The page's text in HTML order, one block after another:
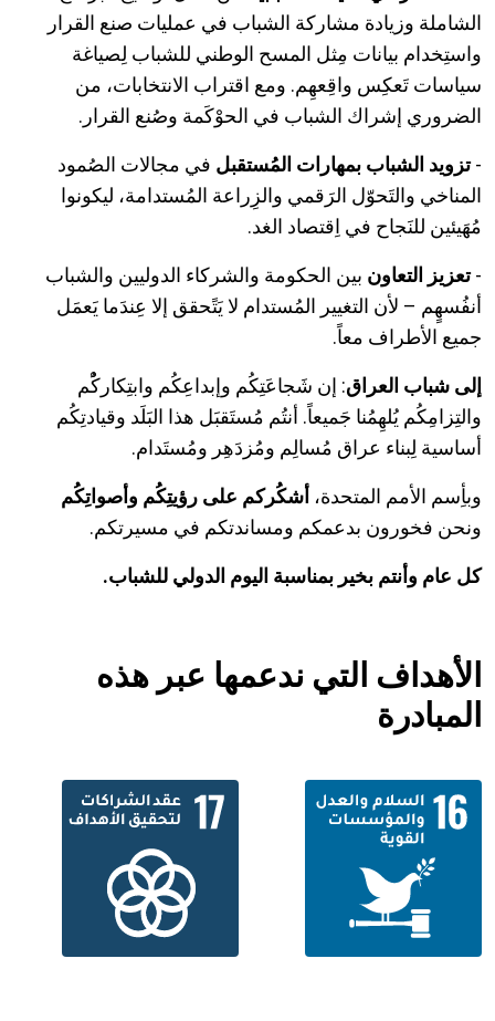
الشاملة وزيادة مشاركة الشباب في عمليات صنع القرار
واستِخدام بيانات مِثل المسح الوطني للشباب لِصياغة
سياسات تَعكِس واقِعهِم. ومع اقتراب الانتخابات، من
الضروري إشراك الشباب في الحوْكَمة وصُنع القرار.
-تزويد الشباب بمهارات المُستقبل في مجالات الصُمود
المناخي والتَحوّل الرَقمي والزِراعة المُستدامة، ليكونوا
مُهَيئين للنَجاح في اِقتصاد الغد.
-تعزيز التعاون بين الحكومة والشركاء الدوليين والشباب
أنفُسهٍم – لأن التغيير المُستدام لا يَتًحقق إلا عِندَما يَعمَل
جميع الأطراف معاً.
إلى شباب العراق: إن شَجاعَتِكُم وإبداعِكُم وابتِكاركُْم
والتِزامِكُم يُلهِمُنا جَميعاً. أنتُم مُستَقبَل هذا البَلَد وقيادتِكُم
أساسية لِبناء عراق مُسالِم ومُزدَهِر ومُستَدام.
وبأِسم الأمم المتحدة، أشكُركم على رؤيتِكُم وأصواتِكُم
ونحن فخورون بدعمكم ومساندتكم في مسيرتكم.
كل عام وأنتم بخير بمناسبة اليوم الدولي للشباب.
الأهداف التي ندعمها عبر هذه
المبادرة